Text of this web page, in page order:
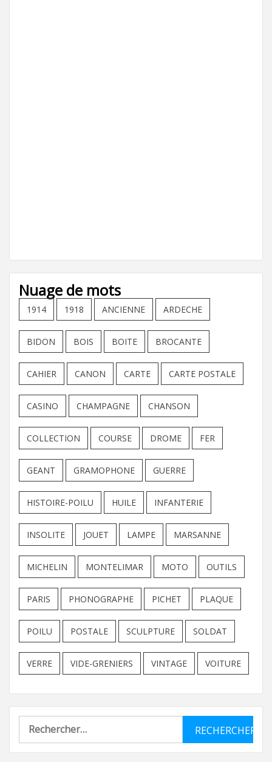
Nuage de mots
1914 1918 ANCIENNE ARDECHE
BIDON BOIS BOITE BROCANTE
CAHIER CANON CARTE CARTE POSTALE
CASINO CHAMPAGNE CHANSON
COLLECTION COURSE DROME FER
GEANT GRAMOPHONE GUERRE
HISTOIRE-POILU HUILE INFANTERIE
INSOLITE JOUET LAMPE MARSANNE
MICHELIN MONTELIMAR MOTO OUTILS
PARIS PHONOGRAPHE PICHET PLAQUE
POILU POSTALE SCULPTURE SOLDAT
VERRE VIDE-GRENIERS VINTAGE VOITURE
Rechercher :